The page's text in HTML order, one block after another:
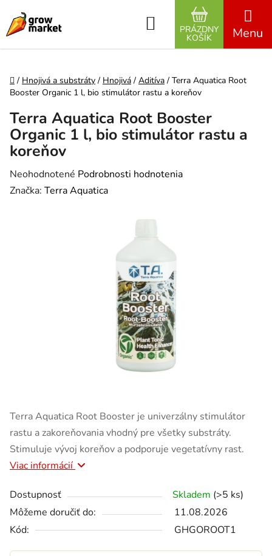
Hľadať
NÁKUPNÝ
PRÁZDNY
KOŠÍK
Domov
/ Hnojivá a substráty / Hnojivá / Aditíva / Terra Aquatica Root
Booster Organic 1 l, bio stimulátor rastu a koreňov
Terra Aquatica Root Booster je univerzálny stimulátor
rastu a zakoreňovania vhodný pre všetky substráty.
Stimuluje vývoj koreňov a podporuje vegetatívny rast.
Viac informácií
Dostupnosť Skladem (>5 ks)
Môžeme doručiť do:
11.08.2026
Kód:
GHGOROOT1
Terra Aquatica Root Booster
Organic 1 l, bio stimulátor rastu a
koreňov
Priemerné hodnotenie produktu je 0,0 z 5 hviezdičiek.
Neohodnotené Podrobnosti hodnotenia
Značka: Terra Aquatica